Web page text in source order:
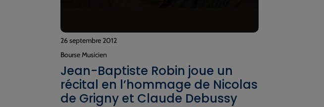
26 septembre 2012
Bourse Musicien
Jean-Baptiste Robin joue un
récital en l’hommage de Nicolas
de Grigny et Claude Debussy